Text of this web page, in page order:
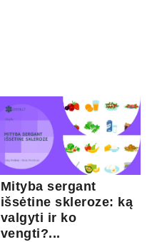
Mityba sergant
išsėtine skleroze: ką
valgyti ir ko
vengti?...